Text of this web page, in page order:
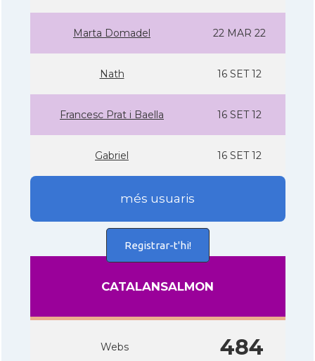
Marta Domadel 22 MAR 22
Nath 16 SET 12
Francesc Prat i Baella 16 SET 12
Gabriel 16 SET 12
més usuaris
Registrar-t'hi!
CATALANSALMON
Webs 484